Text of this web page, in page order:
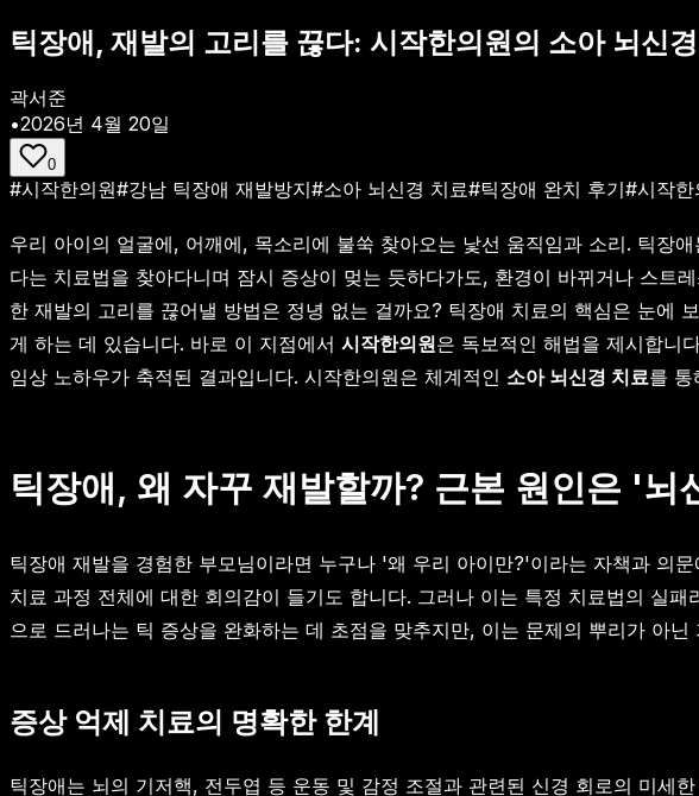
틱장애, 재발의 고리를 끊다: 시작한의원의 소아 뇌신
곽서준
•2026년 4월 20일
0
#시작한의원#강남 틱장애 재발방지#소아 뇌신경 치료#틱장애 완치 후기#시작한
우리 아이의 얼굴에, 어깨에, 목소리에 불쑥 찾아오는 낯선 움직임과 소리. 틱장
다는 치료법을 찾아다니며 잠시 증상이 멎는 듯하다가도, 환경이 바뀌거나 스트
한 재발의 고리를 끊어낼 방법은 정녕 없는 걸까요? 틱장애 치료의 핵심은 눈에
게 하는 데 있습니다. 바로 이 지점에서 시작한의원은 독보적인 해법을 제시합니
임상 노하우가 축적된 결과입니다. 시작한의원은 체계적인 소아 뇌신경 치료를 통
틱장애, 왜 자꾸 재발할까? 근본 원인은 '뇌
틱장애 재발을 경험한 부모님이라면 누구나 '왜 우리 아이만?'이라는 자책과 의
치료 과정 전체에 대한 회의감이 들기도 합니다. 그러나 이는 특정 치료법의 실
으로 드러나는 틱 증상을 완화하는 데 초점을 맞추지만, 이는 문제의 뿌리가 아닌
증상 억제 치료의 명확한 한계
틱장애는 뇌의 기저핵, 전두엽 등 운동 및 감정 조절과 관련된 신경 회로의 미세